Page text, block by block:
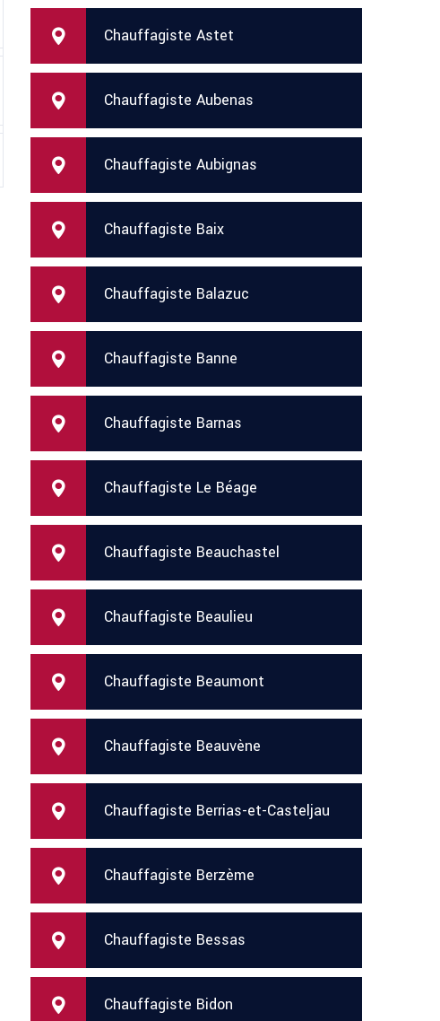
Chauffagiste Astet
Chauffagiste Aubenas
Chauffagiste Aubignas
Chauffagiste Baix
Chauffagiste Balazuc
Chauffagiste Banne
Chauffagiste Barnas
Chauffagiste Le Béage
Chauffagiste Beauchastel
Chauffagiste Beaulieu
Chauffagiste Beaumont
Chauffagiste Beauvène
Chauffagiste Berrias-et-Casteljau
Chauffagiste Berzème
Chauffagiste Bessas
Chauffagiste Bidon